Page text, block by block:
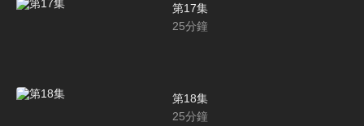
第17集
25分鐘
第18集
25分鐘